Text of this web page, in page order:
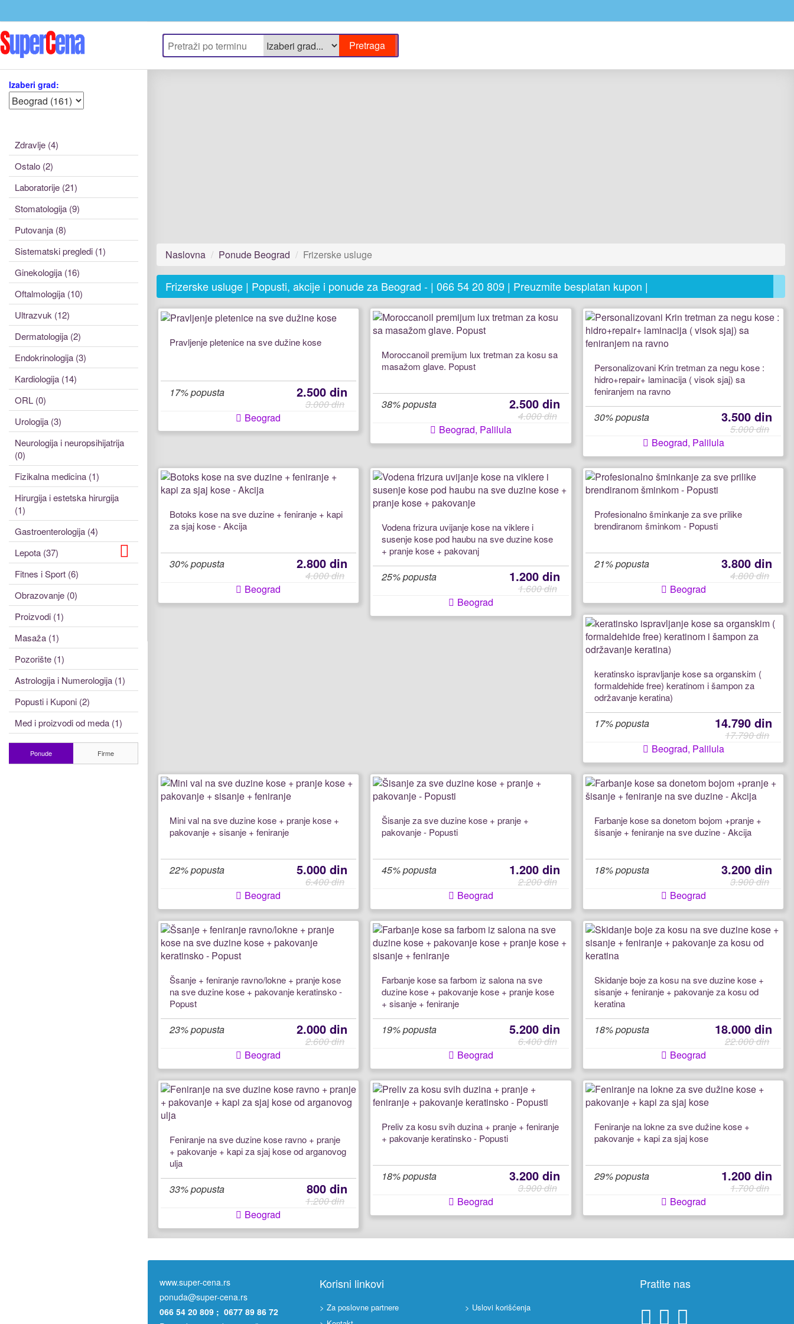
Izaberi grad:
Zdravlje (4)
Ostalo (2)
Laboratorije (21)
Stomatologija (9)
Putovanja (8)
Sistematski pregledi (1)
Ginekologija (16)
Oftalmologija (10)
Ultrazvuk (12)
Dermatologija (2)
Endokrinologija (3)
Kardiologija (14)
ORL (0)
Urologija (3)
Neurologija i neuropsihijatrija
(0)
Fizikalna medicina (1)
Hirurgija i estetska hirurgija
(1)
Gastroenterologija (4)
Lepota (37)
Fitnes i Sport (6)
Obrazovanje (0)
Proizvodi (1)
Masaža (1)
Pozorište (1)
Astrologija i Numerologija (1)
Popusti i Kuponi (2)
Med i proizvodi od meda (1)
Ponude Firme
Naslovna Ponude Beograd Frizerske usluge
Frizerske usluge | Popusti, akcije i ponude za Beograd - | 066 54 20 809 | Preuzmite besplatan kupon |
Pravljenje pletenice na sve dužine kose
17% popusta 2.500 din
3.000 din
Beograd
Moroccanoil premijum lux tretman za kosu sa
masažom glave. Popust
38% popusta 2.500 din
4.000 din
Beograd, Palilula
Personalizovani Krin tretman za negu kose :
hidro+repair+ laminacija ( visok sjaj) sa
feniranjem na ravno
30% popusta 3.500 din
5.000 din
Beograd, Palilula
Botoks kose na sve duzine + feniranje + kapi
za sjaj kose - Akcija
30% popusta 2.800 din
4.000 din
Beograd
Vodena frizura uvijanje kose na viklere i
susenje kose pod haubu na sve duzine kose
+ pranje kose + pakovanj
25% popusta 1.200 din
1.600 din
Beograd
Profesionalno šminkanje za sve prilike
brendiranom šminkom - Popusti
21% popusta 3.800 din
4.800 din
Beograd
keratinsko ispravljanje kose sa organskim (
formaldehide free) keratinom i šampon za
održavanje keratina)
17% popusta 14.790 din
17.790 din
Beograd, Palilula
Mini val na sve duzine kose + pranje kose +
pakovanje + sisanje + feniranje
22% popusta 5.000 din
6.400 din
Beograd
Šisanje za sve duzine kose + pranje +
pakovanje - Popusti
45% popusta 1.200 din
2.200 din
Beograd
Farbanje kose sa donetom bojom +pranje +
šisanje + feniranje na sve duzine - Akcija
18% popusta 3.200 din
3.900 din
Beograd
Šsanje + feniranje ravno/lokne + pranje kose
na sve duzine kose + pakovanje keratinsko -
Popust
23% popusta 2.000 din
2.600 din
Beograd
Farbanje kose sa farbom iz salona na sve
duzine kose + pakovanje kose + pranje kose
+ sisanje + feniranje
19% popusta 5.200 din
6.400 din
Beograd
Skidanje boje za kosu na sve duzine kose +
sisanje + feniranje + pakovanje za kosu od
keratina
18% popusta 18.000 din
22.000 din
Beograd
Feniranje na sve duzine kose ravno + pranje
+ pakovanje + kapi za sjaj kose od arganovog
ulja
33% popusta 800 din
1.200 din
Beograd
Preliv za kosu svih duzina + pranje + feniranje
+ pakovanje keratinsko - Popusti
18% popusta 3.200 din
3.900 din
Beograd
Feniranje na lokne za sve dužine kose +
pakovanje + kapi za sjaj kose
29% popusta 1.200 din
1.700 din
Beograd
www.super-cena.rs
ponuda@super-cena.rs
066 54 20 809 ; 0677 89 86 72
Korisni linkovi
> Za poslovne partnere
> Uslovi korišćenja
Pratite nas